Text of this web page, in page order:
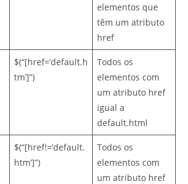
elementos que
têm um atributo
href
$(“[href=’default.h
tm’]”)
Todos os
elementos com
um atributo href
igual a
default.html
$(“[href!=’default.
htm’]”)
Todos os
elementos com
um atributo href